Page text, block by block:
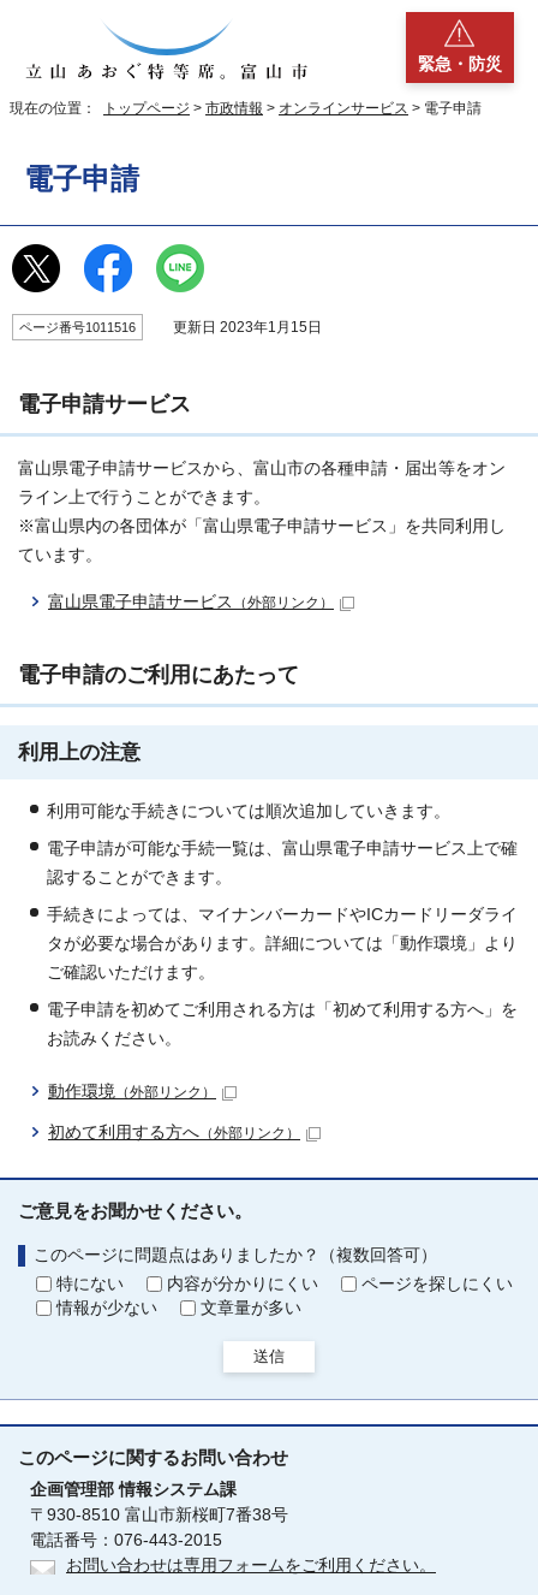
緊急・防災
現在の位置： トップページ > 市政情報 > オンラインサービス > 電子申請
電子申請
ページ番号1011516 更新日 2023年1月15日
電子申請サービス
富山県電子申請サービスから、富山市の各種申請・届出等をオン
ライン上で行うことができます。
※富山県内の各団体が「富山県電子申請サービス」を共同利用し
ています。
富山県電子申請サービス （外部リンク）
電子申請のご利用にあたって
利用上の注意
利用可能な手続きについては順次追加していきます。
電子申請が可能な手続一覧は、富山県電子申請サービス上で確
認することができます。
手続きによっては、マイナンバーカードやICカードリーダライ
タが必要な場合があります。詳細については「動作環境」より
ご確認いただけます。
電子申請を初めてご利用される方は「初めて利用する方へ」を
お読みください。
動作環境 （外部リンク）
初めて利用する方へ （外部リンク）
ご意見をお聞かせください。
このページに問題点はありましたか？（複数回答可）
特にない
内容が分かりにくい
ページを探しにくい
情報が少ない
文章量が多い
送信
このページに関するお問い合わせ
企画管理部情報システム課
〒930-8510 富山市新桜町7番38号
電話番号：076-443-2015
お問い合わせは専用フォームをご利用ください。